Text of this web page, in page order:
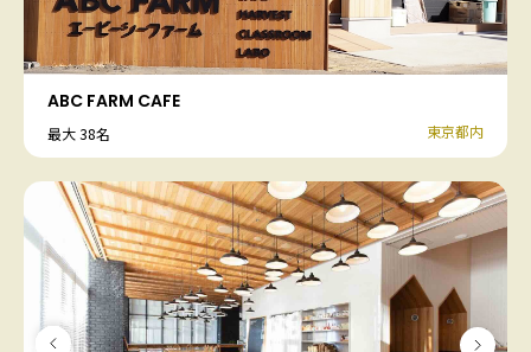
ABC FARM CAFE
最大 38名 東京都内